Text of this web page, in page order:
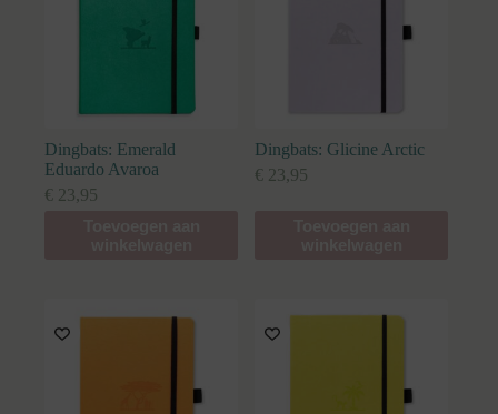
Dingbats: Emerald
Eduardo Avaroa
€ 23,95
Dingbats: Glicine Arctic
€ 23,95